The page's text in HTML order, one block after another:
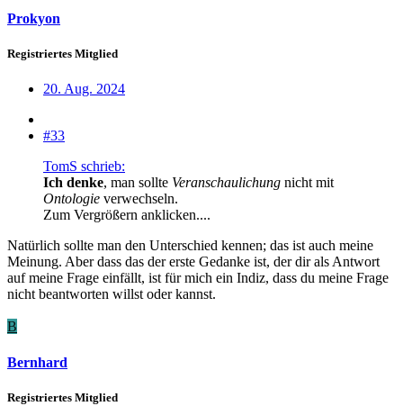
Prokyon
Registriertes Mitglied
20. Aug. 2024
#33
TomS schrieb:
Ich denke, man sollte Veranschaulichung nicht mit
Ontologie verwechseln.
Zum Vergrößern anklicken....
Natürlich sollte man den Unterschied kennen; das ist auch meine
Meinung. Aber dass das der erste Gedanke ist, der dir als Antwort
auf meine Frage einfällt, ist für mich ein Indiz, dass du meine Frage
nicht beantworten willst oder kannst.
B
Bernhard
Registriertes Mitglied